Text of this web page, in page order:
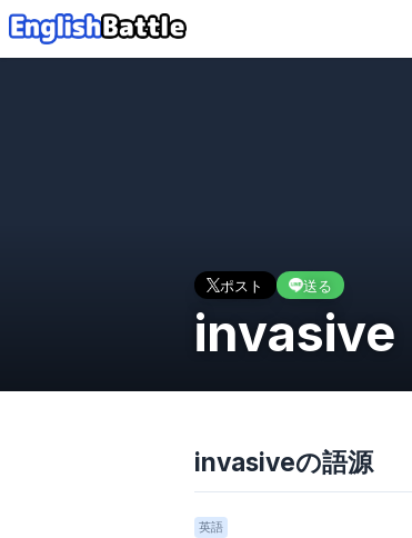
ポスト 送る
invasive
invasiveの語源
英語